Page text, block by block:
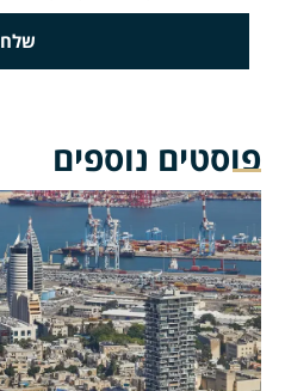
שלח
פוסטים נוספים